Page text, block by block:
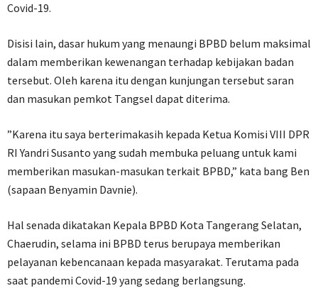
Covid-19.
Disisi lain, dasar hukum yang menaungi BPBD belum maksimal
dalam memberikan kewenangan terhadap kebijakan badan
tersebut. Oleh karena itu dengan kunjungan tersebut saran
dan masukan pemkot Tangsel dapat diterima.
”Karena itu saya berterimakasih kepada Ketua Komisi VIII DPR
RI Yandri Susanto yang sudah membuka peluang untuk kami
memberikan masukan-masukan terkait BPBD,” kata bang Ben
(sapaan Benyamin Davnie).
Hal senada dikatakan Kepala BPBD Kota Tangerang Selatan,
Chaerudin, selama ini BPBD terus berupaya memberikan
pelayanan kebencanaan kepada masyarakat. Terutama pada
saat pandemi Covid-19 yang sedang berlangsung.